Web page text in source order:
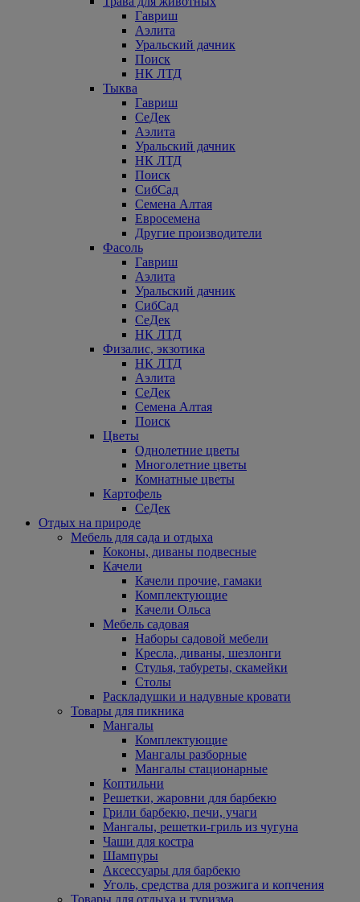
Гавриш
Аэлита
Уральский дачник
Поиск
НК ЛТД
Тыква
Гавриш
СеДек
Аэлита
Уральский дачник
НК ЛТД
Поиск
СибСад
Семена Алтая
Евросемена
Другие производители
Фасоль
Гавриш
Аэлита
Уральский дачник
СибСад
СеДек
НК ЛТД
Физалис, экзотика
НК ЛТД
Аэлита
СеДек
Семена Алтая
Поиск
Цветы
Однолетние цветы
Многолетние цветы
Комнатные цветы
Картофель
СеДек
Отдых на природе
Мебель для сада и отдыха
Коконы, диваны подвесные
Качели
Качели прочие, гамаки
Комплектующие
Качели Ольса
Мебель садовая
Наборы садовой мебели
Кресла, диваны, шезлонги
Стулья, табуреты, скамейки
Столы
Раскладушки и надувные кровати
Товары для пикника
Мангалы
Комплектующие
Мангалы разборные
Мангалы стационарные
Коптильни
Решетки, жаровни для барбекю
Грили барбекю, печи, учаги
Мангалы, решетки-гриль из чугуна
Чаши для костра
Шампуры
Аксессуары для барбекю
Уголь, средства для розжига и копчения
Товары для отдыха и туризма